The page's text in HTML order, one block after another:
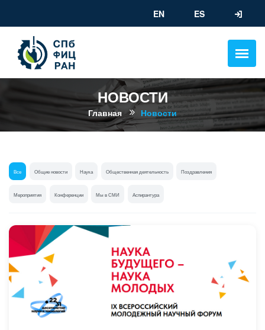
EN ES
НОВОСТИ
Главная Новости
Все Общие новости Наука Общественная деятельность Поздравления
Мероприятия Конференции Мы в СМИ Аспирантура